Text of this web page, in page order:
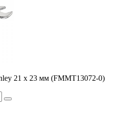
21 x 23 мм (FMMT13072-0)